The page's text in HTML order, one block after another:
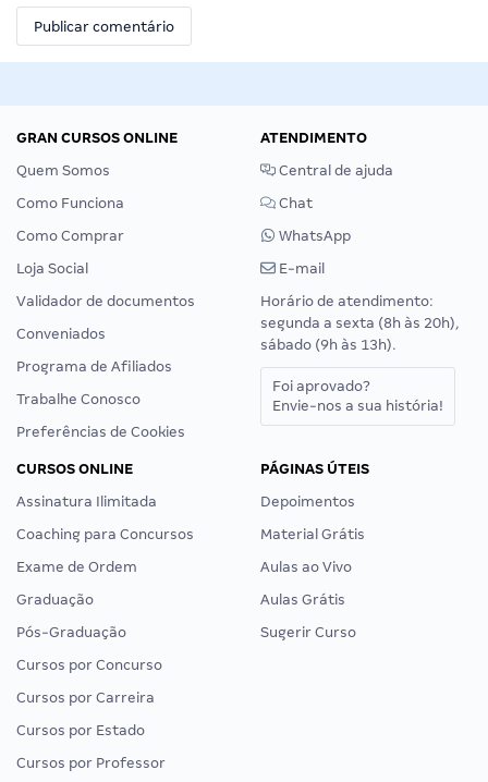
GRAN CURSOS ONLINE
Quem Somos
Como Funciona
Como Comprar
Loja Social
Validador de documentos
Conveniados
Programa de Afiliados
Trabalhe Conosco
Preferências de Cookies
ATENDIMENTO
Central de ajuda
Chat
WhatsApp
E-mail
Horário de atendimento:
segunda a sexta (8h às 20h),
sábado (9h às 13h).
Foi aprovado?
Envie-nos a sua história!
CURSOS ONLINE
Assinatura Ilimitada
Coaching para Concursos
Exame de Ordem
Graduação
Pós-Graduação
Cursos por Concurso
Cursos por Carreira
Cursos por Estado
Cursos por Professor
PÁGINAS ÚTEIS
Depoimentos
Material Grátis
Aulas ao Vivo
Aulas Grátis
Sugerir Curso